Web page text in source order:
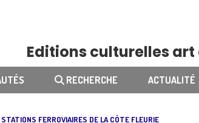
Editions culturelles
RECHERCHE ACTUALITÉ
STATIONS FERROVIAIRES DE LA CÔTE FLEURIE